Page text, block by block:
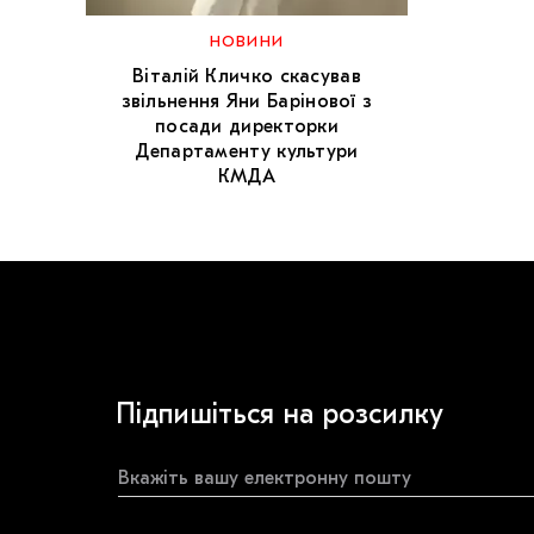
НОВИНИ
Віталій Кличко скасував
звільнення Яни Барінової з
посади директорки
Департаменту культури
КМДА
Підпишіться на розсилку